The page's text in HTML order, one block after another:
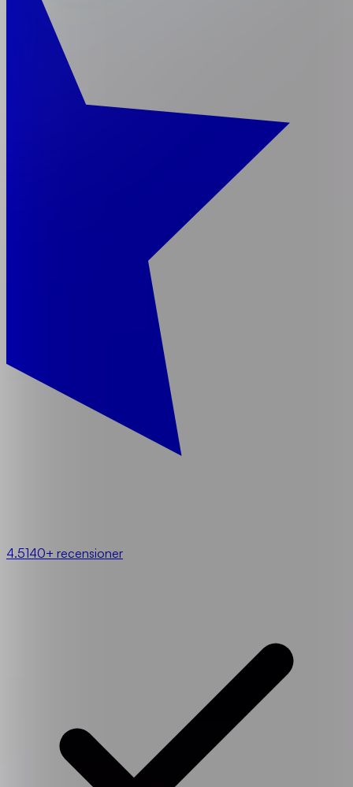
4.5140+ recensioner